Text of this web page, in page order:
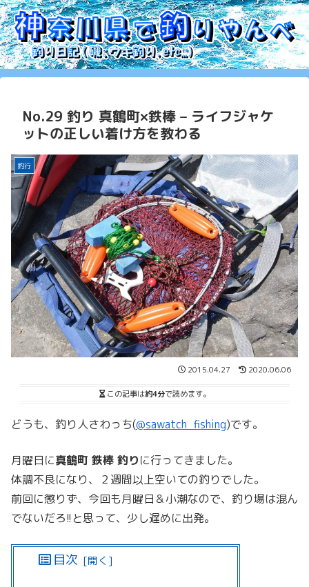
No.29 釣り 真鶴町×鉄棒 – ライフジャケ
ットの正しい着け方を教わる
釣行
2015.04.27 2020.06.06
この記事は約4分で読めます。
どうも、釣り人さわっち(@sawatch_fishing)です。
月曜日に真鶴町 鉄棒 釣りに行ってきました。
体調不良になり、２週間以上空いての釣りでした。
前回に懲りず、今回も月曜日＆小潮なので、釣り場は混ん
でないだろ!!と思って、少し遅めに出発。
目次